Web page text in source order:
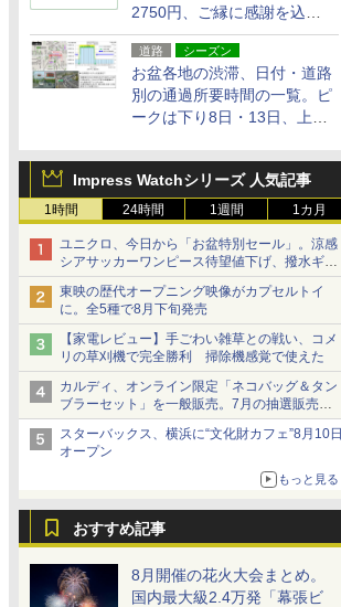
2750円、ご縁に感謝を込め
た20周年記念キャンペーン
道路 シーズン
お盆各地の渋滞、日付・道路
別の通過所要時間の一覧。ピ
ークは下り8日・13日、上り
Impress Watchシリーズ 人気記事
1時間 24時間 1週間 1カ月
ユニクロ、今日から「お盆特別セール」。涼感
シアサッカーワンピース待望値下げ、撥水ギア
ショーツは1990円に
東映の歴代オープニング映像がカプセルトイ
に。全5種で8月下旬発売
【家電レビュー】手ごわい雑草との戦い、コメ
リの草刈機で完全勝利 掃除機感覚で使えた
カルディ、オンライン限定「ネコバッグ＆タン
ブラーセット」を一般販売。7月の抽選販売の
当選無効分
スターバックス、横浜に“文化財カフェ”8月10日
オープン
もっと見る
おすすめ記事
8月開催の花火大会まとめ。
国内最大級2.4万発「幕張ビ